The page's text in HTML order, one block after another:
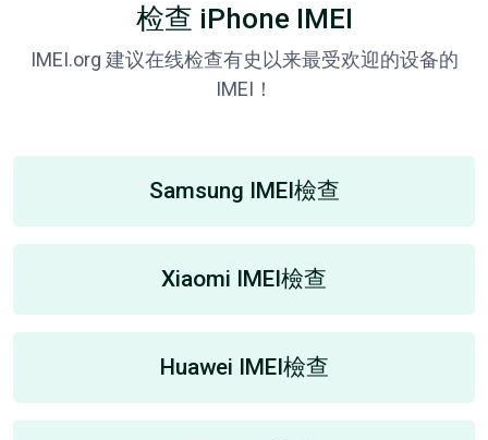
检查 iPhone IMEI
IMEI.org 建议在线检查有史以来最受欢迎的设备的
IMEI！
Samsung IMEI檢查
Xiaomi IMEI檢查
Huawei IMEI檢查